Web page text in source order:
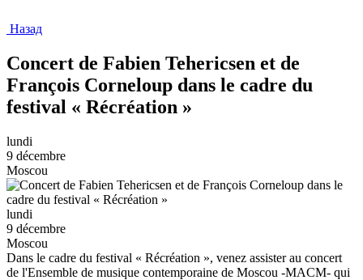
Назад
Concert de Fabien Tehericsen et de
François Corneloup dans le cadre du
festival « Récréation »
lundi
9 décembre
Moscou
lundi
9 décembre
Moscou
Dans le cadre du festival « Récréation », venez assister au concert
de l'Ensemble de musique contemporaine de Moscou -MACM- qui